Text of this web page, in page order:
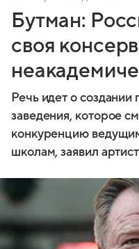
Бутман:
своя
Речь идет о
заведения, которое
конкуренцию
школам, заявил артист